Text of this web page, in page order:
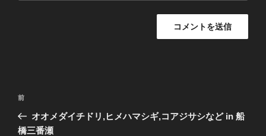
投
ナ
前
の
投
前
オオメダイチドリ,ヒメハマシギ,コアジサシなど in 船
橋三番瀬